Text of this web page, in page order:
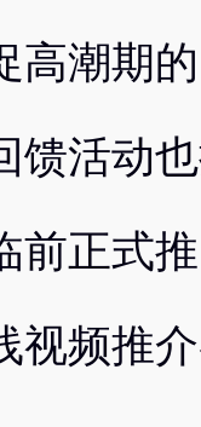
高潮期
馈活动
前正式
视频推